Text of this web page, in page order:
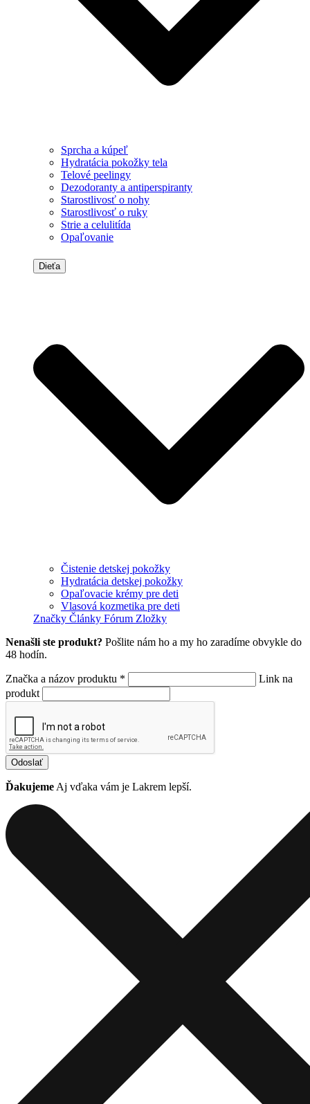
Sprcha a kúpeľ
Hydratácia pokožky tela
Telové peelingy
Dezodoranty a antiperspiranty
Starostlivosť o nohy
Starostlivosť o ruky
Strie a celulitída
Opaľovanie
Dieťa
Čistenie detskej pokožky
Hydratácia detskej pokožky
Opaľovacie krémy pre deti
Vlasová kozmetika pre deti
Značky Články Fórum Zložky
Nenašli ste produkt? Pošlite nám ho a my ho zaradíme obvykle do
48 hodín.
Značka a názov produktu *
Link na
produkt
Odoslať
Ďakujeme Aj vďaka vám je Lakrem lepší.